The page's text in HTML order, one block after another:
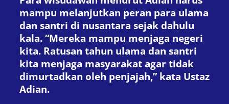
mampu melanjutkan peran para ulama
dan santri di nusantara sejak dahulu
kala. “Mereka mampu menjaga negeri
kita. Ratusan tahun ulama dan santri
kita menjaga masyarakat agar tidak
dimurtadkan oleh penjajah,” kata Ustaz
Adian.